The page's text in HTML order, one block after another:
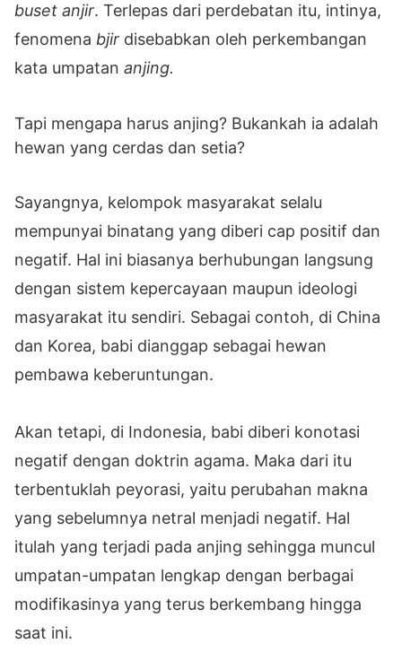
buset anjir. Terlepas dari perdebatan itu, intinya,
fenomena bjir disebabkan oleh perkembangan
kata umpatan anjing.
Tapi mengapa harus anjing? Bukankah ia adalah
hewan yang cerdas dan setia?
Sayangnya, kelompok masyarakat selalu
mempunyai binatang yang diberi cap positif dan
negatif. Hal ini biasanya berhubungan langsung
dengan sistem kepercayaan maupun ideologi
masyarakat itu sendiri. Sebagai contoh, di China
dan Korea, babi dianggap sebagai hewan
pembawa keberuntungan.
Akan tetapi, di Indonesia, babi diberi konotasi
negatif dengan doktrin agama. Maka dari itu
terbentuklah peyorasi, yaitu perubahan makna
yang sebelumnya netral menjadi negatif. Hal
itulah yang terjadi pada anjing sehingga muncul
umpatan-umpatan lengkap dengan berbagai
modifikasinya yang terus berkembang hingga
saat ini.